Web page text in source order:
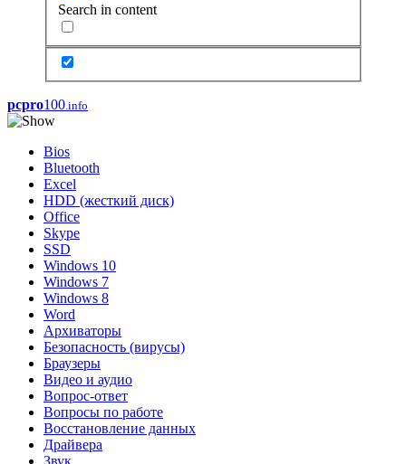
Search in content
pcpro100.info
Bios
Bluetooth
Excel
HDD (жесткий диск)
Office
Skype
SSD
Windows 10
Windows 7
Windows 8
Word
Архиваторы
Безопасность (вирусы)
Браузеры
Видео и аудио
Вопрос-ответ
Вопросы по работе
Восстановление данных
Драйвера